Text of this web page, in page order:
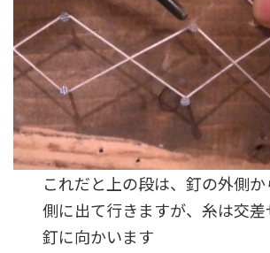
これだと上の段は、釘の外側
側に出て行きますが、糸は交
釘に向かいます